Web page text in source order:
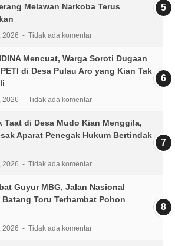
Melawan Narkoba Terus
2026 Tidak ada komentar
Mencuat, Warga Soroti Dugaan
di Desa Pulau Aro yang Kian Tak
2026 Tidak ada komentar
Taat di Desa Mudo Kian Menggila,
Aparat Penegak Hukum Bertindak
2026 Tidak ada komentar
Guyur MBG, Jalan Nasional
Batang Toru Terhambat Pohon
2026 Tidak ada komentar